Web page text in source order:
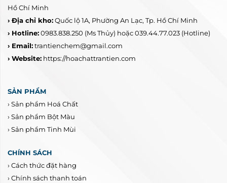
Hồ Chí Minh
› Địa chỉ kho:Quốc lộ 1A, Phường An Lạc, Tp. Hồ Chí Minh
› Hotline: 0983.838.250 (Ms Thủy) hoặc 039.44.77.023(Hotline)
› Email:trantienchem@gmail.com
› Website: https://hoachattrantien.com
SẢN PHẨM
› Sản phẩm Hoá Chất
› Sản phẩm Bột Màu
› Sản phẩm Tinh Mùi
CHÍNH SÁCH
› Cách thức đặt hàng
› Chính sách thanh toán